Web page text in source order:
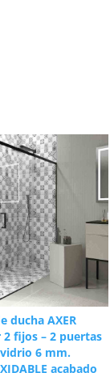
ducha AXER
fijos – 2 puertas
6 mm.
acabado